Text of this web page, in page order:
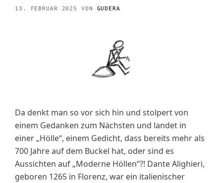
13. FEBRUAR 2025 VON GUDERA
Da denkt man so vor sich hin und stolpert von
einem Gedanken zum Nächsten und landet in
einer „Hölle“, einem Gedicht, dass bereits mehr als
700 Jahre auf dem Buckel hat, oder sind es
Aussichten auf „Moderne Höllen“?! Dante Alighieri,
geboren 1265 in Florenz, war ein italienischer